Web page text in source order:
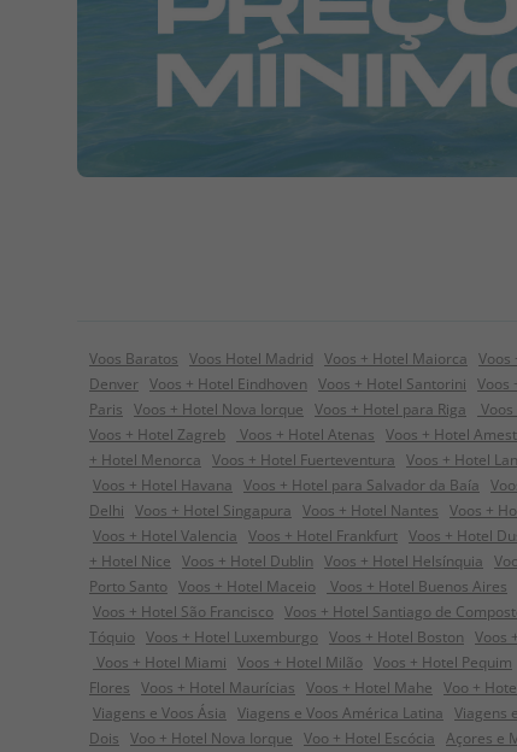
Voos Baratos Voos Hotel Madrid Voos + Hotel Maiorca Voos
Denver Voos + Hotel Eindhoven Voos + Hotel Santorini Voos
Paris Voos + Hotel Nova Iorque Voos + Hotel para Riga
Voos + Hotel Zagreb
Voos + Hotel Atenas Voos + Hotel
+ Hotel Menorca Voos + Hotel Fuerteventura Voos + Hotel
Voos + Hotel Havana Voos + Hotel para Salvador da Baía
Delhi Voos + Hotel Singapura Voos + Hotel Nantes Voos +
Voos + Hotel Valencia Voos + Hotel Frankfurt Voos + Hotel
+ Hotel Nice Voos + Hotel Dublin Voos + Hotel Helsínquia
Porto Santo Voos + Hotel Maceio Voos + Hotel Buenos Aires
Voos + Hotel São Francisco Voos + Hotel Santiago de
Tóquio Voos + Hotel Luxemburgo Voos + Hotel Boston Voos
Voos + Hotel Miami Voos + Hotel Milão Voos + Hotel Pequim
Flores Voos + Hotel Maurícias Voos + Hotel Mahe Voo +
Viagens e Voos Ásia Viagens e Voos América Latina Viagens
Dois Voo + Hotel Nova Iorque Voo + Hotel Escócia Açores e